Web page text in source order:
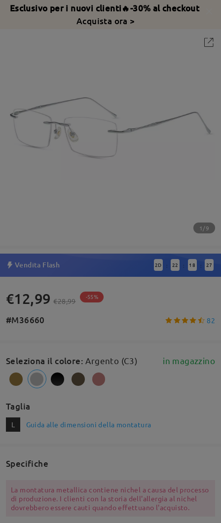
Esclusivo per i nuovi clienti🔥-30% al checkout
Acquista ora >
1/9
Vendita Flash 2D : 22 : 18 : 27
€12,99 €28,99 -55%
#M36660 82
Seleziona il colore:Argento (C3) in magazzino
Taglia
L Guida alle dimensioni della montatura
Specifiche
La montatura metallica contiene nichel a causa del processo
di produzione. I clienti con la storia dell'allergia al nichel
dovrebbero essere cauti quando effettuano l'acquisto.